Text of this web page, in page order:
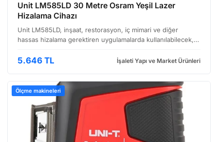
Unit LM585LD 30 Metre Osram Yeşil Lazer
Hizalama Cihazı
Unit LM585LD, inşaat, restorasyon, iç mimari ve diğer
hassas hizalama gerektiren uygulamalarda kullanılabilecek,
Özellikle profesyonel kullanıcılara yönelik t…
5.646 TL İşaleti Yapı ve Market Ürünleri
Ölçme makineleri